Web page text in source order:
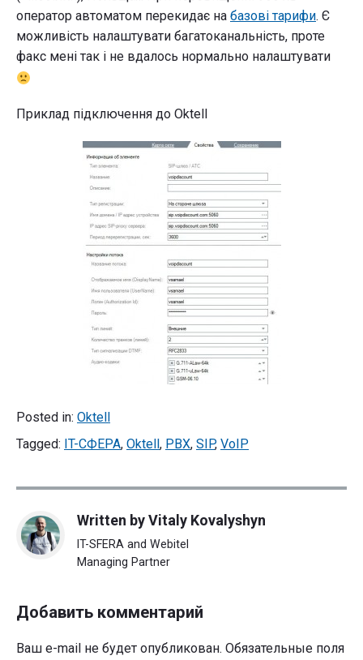
оператор автоматом перекидає на базові тарифи. Є
можливість налаштувати багатоканальність, проте
факс мені так і не вдалось нормально налаштувати
Приклад підключення до Oktell
Posted in: Oktell
Tagged: IT-СФЕРА, Oktell , PBX, SIP, VoIP
Written byVitaly Kovalyshyn
IT-SFERA and Webitel
Managing Partner
Добавить комментарий
Ваш e-mail не будет опубликован. Обязательные поля